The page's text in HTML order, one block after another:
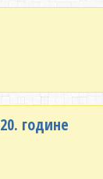
године